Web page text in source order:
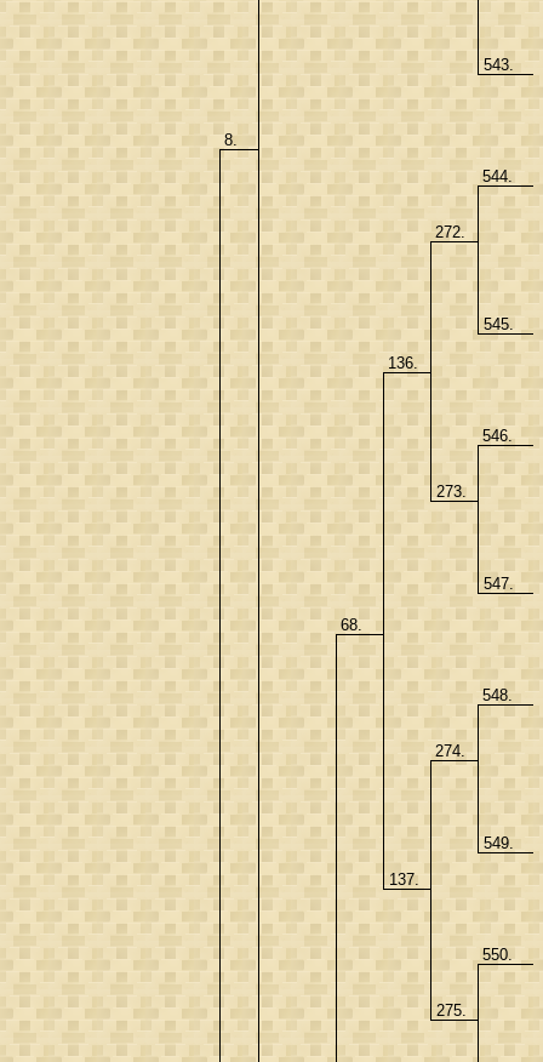
8.
543.
68.
136.
272.
544.
545.
273.
546.
547.
137.
274.
548.
549.
275.
550.